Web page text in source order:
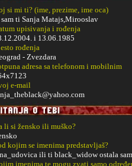
si mi ti? (ime, prezime, ime oca)
ti Sanja Matajs,Mirooslav
upisivanja i rođenja
i 13.06.1985
rođenja
- Zvezdara
adresa sa telefonom i mobilnim
e-mail
li si žensko ili muško?
kojim se imenima predstavljaš?
ili ti black_widow ostala
imenima te mogu zvati samo